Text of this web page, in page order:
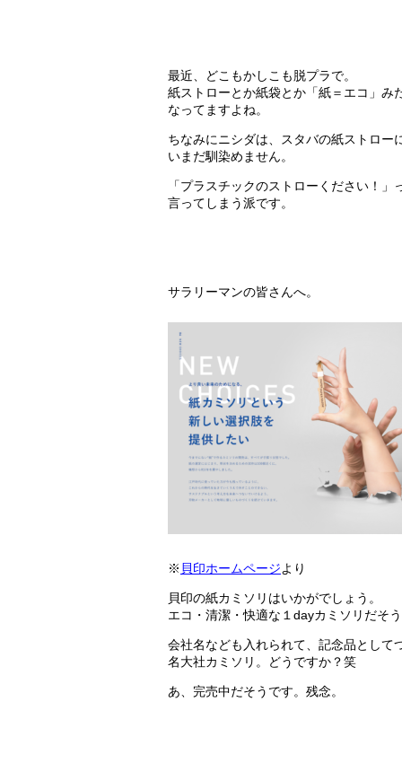
最近、どこもかしこも脱プラで。
紙ストローとか紙袋とか「紙＝エコ」み
なってますよね。
ちなみにニシダは、スタバの紙ストロー
いまだ馴染めません。
「プラスチックのストローください！」
言ってしまう派です。
サラリーマンの皆さんへ。
※ 貝印ホームページより
貝印の紙カミソリはいかがでしょう。
エコ・清潔・快適な１dayカミソリだそう
会社名なども入れられて、記念品として
名大社カミソリ。どうですか？笑
あ、完売中だそうです。残念。